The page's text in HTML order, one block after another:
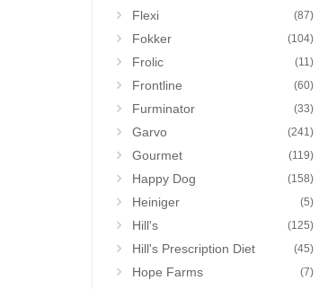
Flexi (87)
Fokker (104)
Frolic (11)
Frontline (60)
Furminator (33)
Garvo (241)
Gourmet (119)
Happy Dog (158)
Heiniger (5)
Hill's (125)
Hill's Prescription Diet (45)
Hope Farms (7)